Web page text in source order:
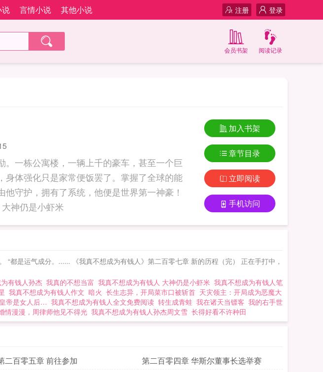
说 言情小说 其他小说 登录
注册
阅读记录
会员书架
一栋公寓楼，一辆上千的豪车，甚至一个巨
体强化只是家常便饭罢了。掌握了全球的能
守护，拥有了系统，他便是世界第一神豪！
神仍是小虾米
加入书架
章节目录
立即阅读
手机访问
都是运气成分。...... 《我真不想成为有钱人》第二百零七章 新的历程（完） 正在手打中，
有钱人孙杰 我真的不想当富 我真不想成为有钱人 大神仍是小虾米 我真不想成为有钱人笔
我真不想成为有钱人作文 暗火 长生志异，开局菜市口被斩首 天灾领主：开局成为恶魔大
帝是女人后… 我真不想成为有钱人全文免费阅读 转生成青蛙 我在诸天当镖客 我的右手世
情漫漫，周律师他见不得光 我真不想成为有钱人孙杰周文雪 长得好看不许种田
二百零五章 前往参加
第二百零四章 华斯尔董事长选举赛